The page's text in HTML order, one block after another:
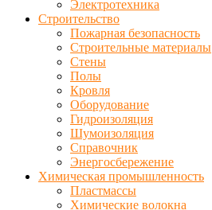
Электротехника
Строительство
Пожарная безопасность
Строительные материалы
Стены
Полы
Кровля
Оборудование
Гидроизоляция
Шумоизоляция
Справочник
Энергосбережение
Химическая промышленность
Пластмассы
Химические волокна